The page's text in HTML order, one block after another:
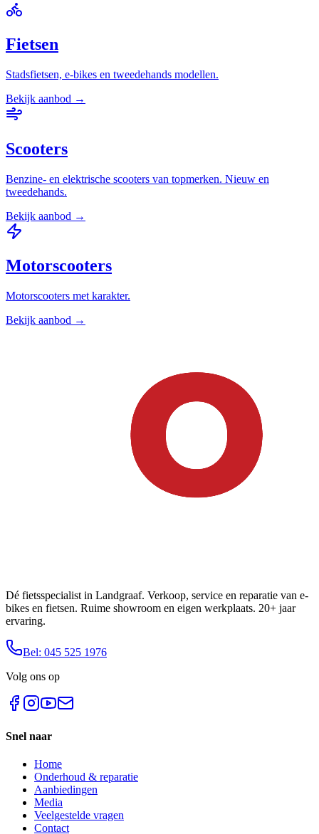
Fietsen
Stadsfietsen, e-bikes en tweedehands modellen.
Bekijk aanbod →
Scooters
Benzine- en elektrische scooters van topmerken. Nieuw en
tweedehands.
Bekijk aanbod →
Motorscooters
Motorscooters met karakter.
Bekijk aanbod →
Dé fietsspecialist in Landgraaf. Verkoop, service en reparatie van e-
bikes en fietsen. Ruime showroom en eigen werkplaats. 20+ jaar
ervaring.
Bel: 045 525 1976
Volg ons op
Snel naar
Home
Onderhoud & reparatie
Aanbiedingen
Media
Veelgestelde vragen
Contact